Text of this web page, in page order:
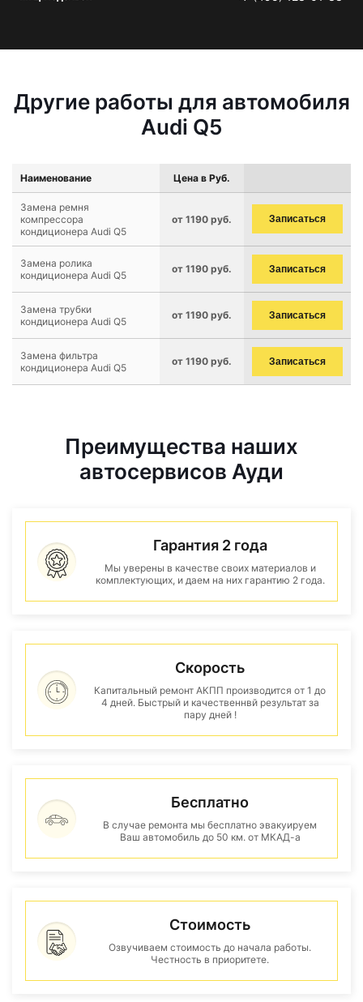
Другие работы для автомобиля
Audi Q5
Наименование Цена в Руб.
Замена ремня
компрессора
кондиционера Audi Q5
от 1190 руб. Записаться
Замена ролика
кондиционера Audi Q5
от 1190 руб. Записаться
Замена трубки
кондиционера Audi Q5
от 1190 руб. Записаться
Замена фильтра
кондиционера Audi Q5
от 1190 руб. Записаться
Преимущества наших
автосервисов Ауди
Гарантия 2 года
Мы уверены в качестве своих материалов и
комплектующих, и даем на них гарантию 2 года.
Скорость
Капитальный ремонт АКПП производится от 1 до
4 дней. Быстрый и качественнвй результат за
пару дней !
Бесплатно
В случае ремонта мы бесплатно эвакуируем
Ваш автомобиль до 50 км. от МКАД-а
Стоимость
Озвучиваем стоимость до начала работы.
Честность в приоритете.